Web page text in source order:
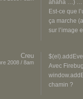
ahaha …) …
Est-ce que
ça marche
sur l’image
Creu
2008 / 8am
Avec
chamin ?